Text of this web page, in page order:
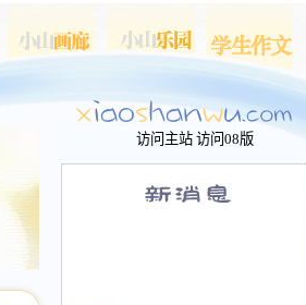
访问主站 访问08版